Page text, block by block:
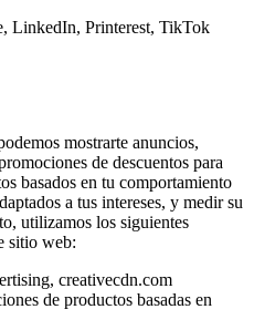
LinkedIn, Printerest, TikTok
mostrarte anuncios,
de descuentos para
basados en tu comportamiento
a tus intereses, y medir su
utilizamos los siguientes
sitio web:
creativecdn.com
de productos basadas en